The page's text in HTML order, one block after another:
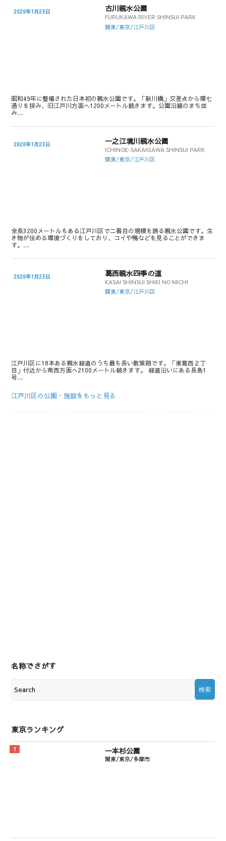
2020年1月23日 古川親水公園
FURUKAWA RIVER SHINSUI PARK
関東/東京/江戸川区
昭和49年に整備された日本初の親水公園です。「新川橋」交差点から環七
通りを挟み、旧江戸川方面へ1200メートル続きます。公園沿線のまち並
み…
2020年1月23日 一之江境川親水公園
ICHINOE-SAKAIGAWA SHINSUI PARK
関東/東京/江戸川区
全長3200メートルもある江戸川区でニ番目の規模を誇る親水公園です。生
き物が住める環境づくりをしており、コイや鴨などを見ることができま
す。…
2020年1月23日 葛西親水四季の道
KASAI SHINSUI SHIKI NO MICHI
関東/東京/江戸川区
江戸川区に18本ある親水緑道のうち最も長い散策路です。「東葛西２丁
目」付近から南西方面へ2100メートル続きます。 緑道沿いにある長島1
号…
江戸川区の公園・施設をもっと見る
名称でさがす
東京ランキング
一本杉公園
関東/東京/多摩市